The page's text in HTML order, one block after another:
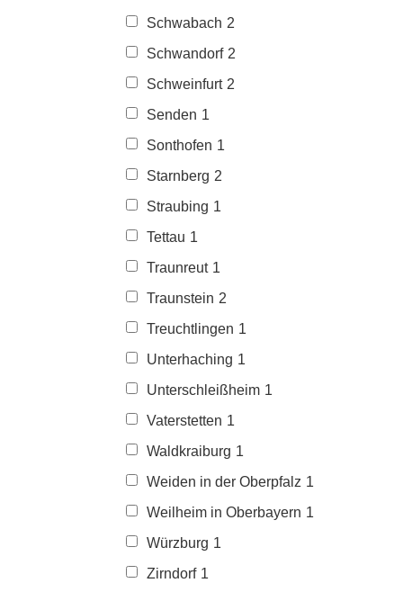
Schwabach 2
Schwandorf 2
Schweinfurt 2
Senden 1
Sonthofen 1
Starnberg 2
Straubing 1
Tettau 1
Traunreut 1
Traunstein 2
Treuchtlingen 1
Unterhaching 1
Unterschleißheim 1
Vaterstetten 1
Waldkraiburg 1
Weiden in der Oberpfalz 1
Weilheim in Oberbayern 1
Würzburg 1
Zirndorf 1